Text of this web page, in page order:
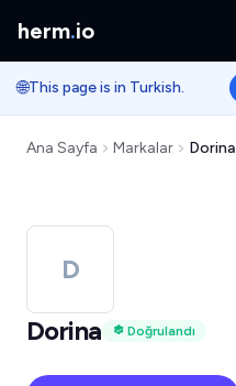
herm.io
🌐This page is in Turkish.
Ana Sayfa Markalar Dorina
D
Dorina
Doğrulandı